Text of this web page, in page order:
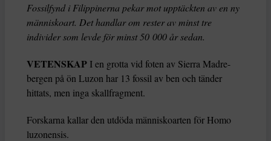
Fossilfynd i Filippinerna pekar mot upptäckten av en ny
människoart. Det handlar om rester av minst tre
individer som levde för minst 50 000 år sedan.
VETENSKAP I en grotta vid foten av Sierra Madre-
bergen på ön Luzon har 13 fossil av ben och tänder
hittats, men inga skallfragment.
Forskarna kallar den utdöda människoarten för Homo
luzonensis.